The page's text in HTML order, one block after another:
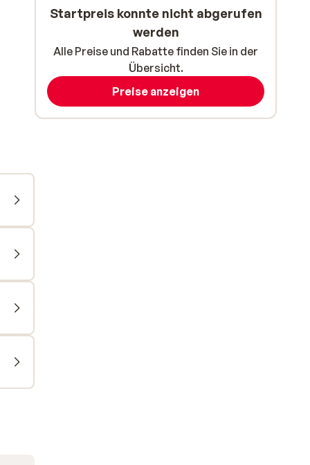
Startpreis konnte nicht abgerufen
werden
Alle Preise und Rabatte finden Sie in der
Übersicht.
Preise anzeigen